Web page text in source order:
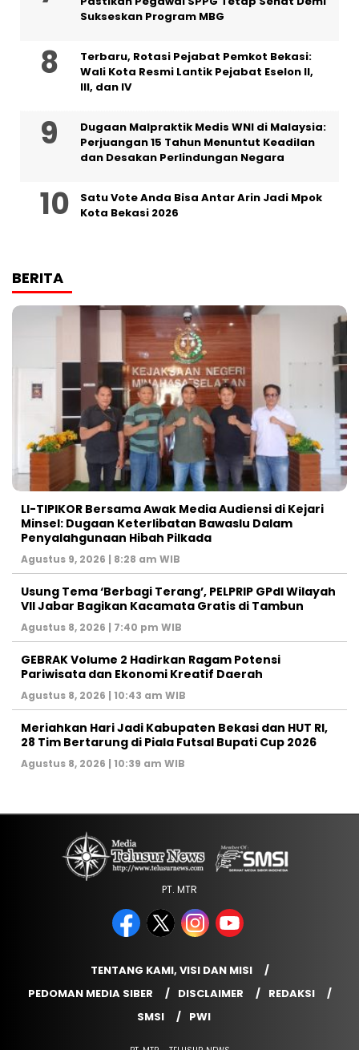
Sukseskan Program MBG
‎Terbaru, Rotasi Pejabat Pemkot Bekasi:
Wali Kota Resmi Lantik Pejabat Eselon II,
III, dan IV ‎
‎Dugaan Malpraktik Medis WNI di Malaysia:
Perjuangan 15 Tahun Menuntut Keadilan
dan Desakan Perlindungan Negara
Satu Vote Anda Bisa Antar Arin Jadi Mpok
Kota Bekasi 2026
BERITA
LI-TIPIKOR Bersama Awak Media Audiensi di Kejari
Minsel: Dugaan Keterlibatan Bawaslu Dalam
Penyalahgunaan Hibah Pilkada
Agustus 9, 2026 | 8:28 am WIB
‎Usung Tema ‘Berbagi Terang’, PELPRIP GPdI Wilayah
VII Jabar Bagikan Kacamata Gratis di Tambun
Agustus 8, 2026 | 7:40 pm WIB
GEBRAK Volume 2 Hadirkan Ragam Potensi
Pariwisata dan Ekonomi Kreatif Daerah
Agustus 8, 2026 | 10:43 am WIB
Meriahkan Hari Jadi Kabupaten Bekasi dan HUT RI,
28 Tim Bertarung di Piala Futsal Bupati Cup 2026
Agustus 8, 2026 | 10:39 am WIB
PT. MTR
TENTANG KAMI, VISI DAN MISI
PEDOMAN MEDIA SIBER
DISCLAIMER
REDAKSI
SMSI
PWI